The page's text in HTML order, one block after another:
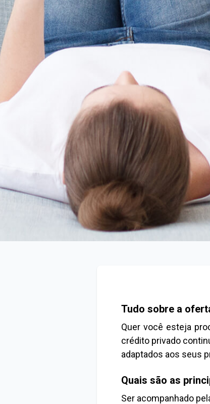
Tudo sobre a
Quer você esteja
crédito privado
adaptados aos seus
Quais são as
Ser acompanhado